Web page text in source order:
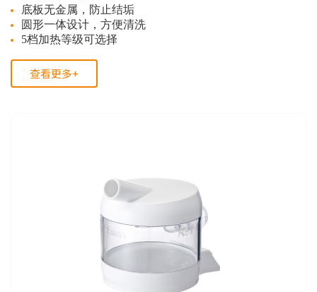
底板无金属，防止结垢
圆形一体设计，方便清洗
5档加热等级可选择
查看更多+